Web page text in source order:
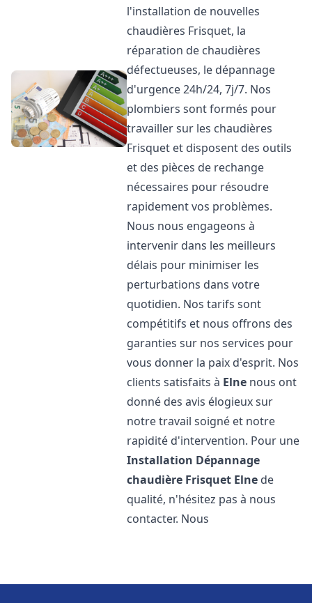
l'installation de nouvelles
chaudières Frisquet, la
réparation de chaudières
défectueuses, le dépannage
d'urgence 24h/24, 7j/7. Nos
plombiers sont formés pour
travailler sur les chaudières
Frisquet et disposent des outils
et des pièces de rechange
nécessaires pour résoudre
rapidement vos problèmes.
Nous nous engageons à
intervenir dans les meilleurs
délais pour minimiser les
perturbations dans votre
quotidien. Nos tarifs sont
compétitifs et nous offrons des
garanties sur nos services pour
vous donner la paix d'esprit. Nos
clients satisfaits à Elne nous ont
donné des avis élogieux sur
notre travail soigné et notre
rapidité d'intervention. Pour une
Installation Dépannage
chaudière Frisquet Elne de
qualité, n'hésitez pas à nous
contacter. Nous